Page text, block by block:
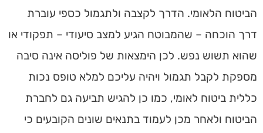
הביטוח הלאומי. הדרך לקצבה ולתגמול כספי עוברת
דרך הוכחה – שהמבוטח הגיע למצב סיעודי – תפקודי או
שהוא תשוש נפש. לכן הימצאות של פוליסה אינה סיבה
מספקת לקבל תגמול ויהיה עליכם למלא טופס נכות
כללית ביטוח לאומי, כמו כן להגיש תביעה גם לחברת
הביטוח ולאחר מכן לעמוד בתנאים שונים הקובעים כי